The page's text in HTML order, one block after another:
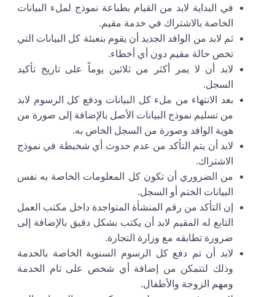
في البداية لابد من القيام بطباعة نموذج لملء البيانات
الخاصة بالاشتراك في خدمة مقيم.
ثم لابد من الوافد الجديد أن يقوم بتعبئة كل البيانات التي
تخص حالة مقيم دون أي أخطاء.
لابد أن لا يمر أكثر من ثلاثين يوماً على تاريخ تأكيد
السجل.
بعد الانتهاء من ملء كل البيانات ودفع كل الرسوم لابد
من تسليم نموذج البيانات الأصل بالإضافة إلى صورة من
هوية الوافد وصورة من السجل الخاص به.
لابد أن يتم التأكد من عدم حدوث أي شخبطة في نموذج
الاشتراك.
من الضروري أن تكون كل المعلومات الخاصة به نفس
البيانات الختم أو السجل.
إن التأكد من رقم المنشأة المتواجدة داخل مكتب العمل
التابع له المقيم لابد أن يكتب بشكل دقيق بالإضافة إلى
ضرورة تطابقه مع وزارة التجارة.
لابد أن تم دفع كل الرسوم السنوية الخاصة بالخدمة
وذلك لتتمكن من إضافة أي شخص على تام الخدمة
ومهم الزوجة والأطفال.